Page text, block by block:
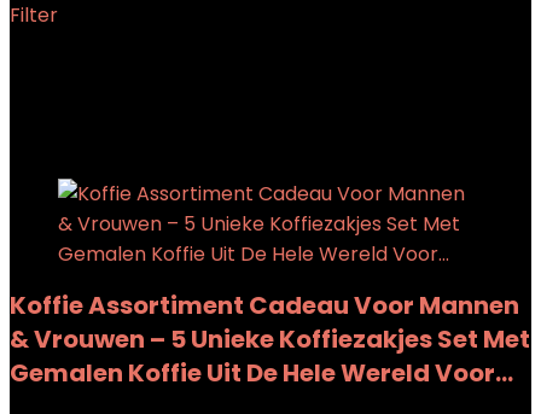
Filter
Koffie Assortiment Cadeau Voor Mannen
& Vrouwen – 5 Unieke Koffiezakjes Set Met
Gemalen Koffie Uit De Hele Wereld Voor…